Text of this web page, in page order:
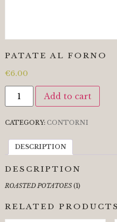
PATATE AL FORNO
€6.00
Add to cart
CATEGORY: CONTORNI
DESCRIPTION
DESCRIPTION
ROASTED POTATOES (1)
RELATED PRODUCTS